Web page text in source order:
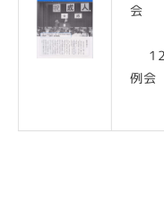
会
12
例会